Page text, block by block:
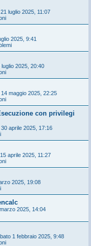
luglio 2025, 11:07
2025, 9:41
2025, 20:40
maggio 2025, 22:25
con privilegi
aprile 2025, 17:16
aprile 2025, 11:27
2025, 19:08
2025, 14:04
1 febbraio 2025, 9:48